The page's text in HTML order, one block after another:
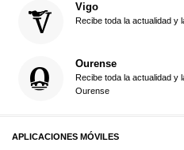
Vigo
Recibe toda la actualidad y
Ourense
Recibe toda la actualidad y
Ourense
APLICACIONES MÓVILES